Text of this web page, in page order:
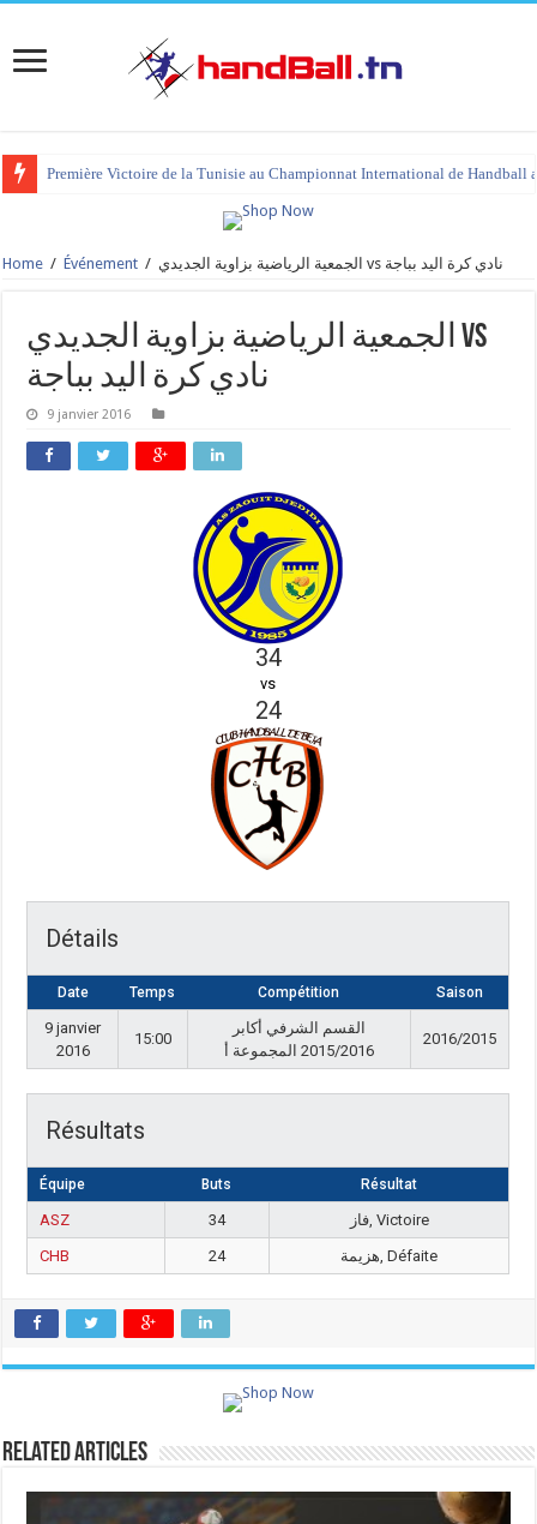
Première Victoire de la Tunisie au Championnat International de Handball
Home / Événement / الجمعية الرياضية بزاوية الجديدي vs نادي كرة اليد بباجة
الجمعية الرياضية بزاوية الجديدي vs
نادي كرة اليد بباجة
9 janvier 2016
34
vs
24
Détails
Date Temps Compétition Saison
9 janvier
2016
15:00
القسم الشرفي أكابر
2015/2016 المجموعة أ
2016/2015
Résultats
Équipe Buts Résultat
ASZ 34
فاز, Victoire
CHB
24 هزيمة, Défaite
Related Articles